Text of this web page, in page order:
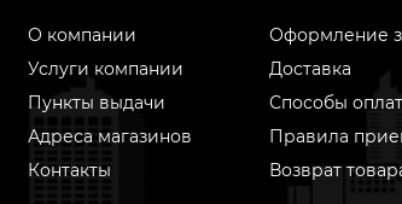
О компании
Услуги компании
Пункты выдачи
Адреса магазинов
Контакты
Оформление
Доставка
Способы
Правила
Возврат